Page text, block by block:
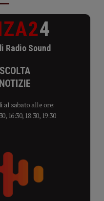
4
Radio Sound
al sabato alle ore:
16:30, 18:30, 19:30